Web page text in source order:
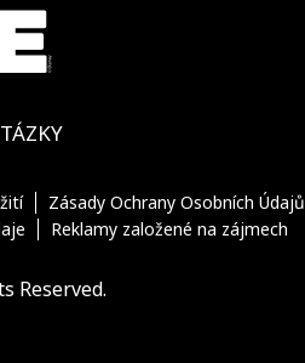
Zásady Ochrany Osobních Údajů
Reklamy založené na zájmech
Reserved.